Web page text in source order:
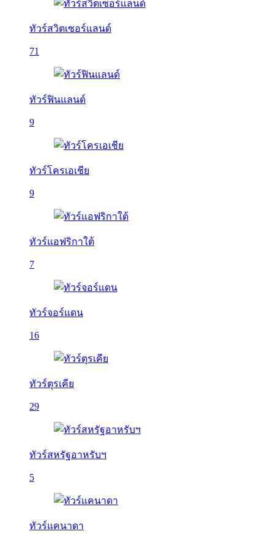
ทัวร์สวิตเซอร์แลนด์
71
ทัวร์ฟินแลนด์
9
ทัวร์โครเอเชีย
9
ทัวร์แอฟริกาใต้
7
ทัวร์จอร์แดน
16
ทัวร์ตุรเคีย
29
ทัวร์สหรัฐอาหรับฯ
5
ทัวร์แคนาดา